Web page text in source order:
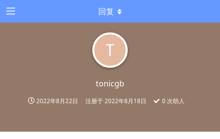
T
tonicgb
2022年8月22日 注册于2022年8月18日 0 次助人
回复